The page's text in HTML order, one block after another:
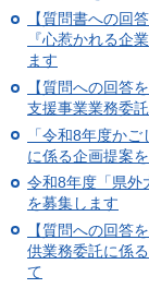
【質問書への回
『心惹かれる企
ます
【質問への回答
支援事業業務委
「令和8年度か
に係る企画提案
令和8年度「県外
を募集します
【質問への回答
供業務委託に係
て